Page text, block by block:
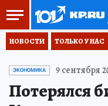
НОВОСТИ ТОЛЬКО У НАС
ЭКОНОМИКА 9 сентября
Потерялся